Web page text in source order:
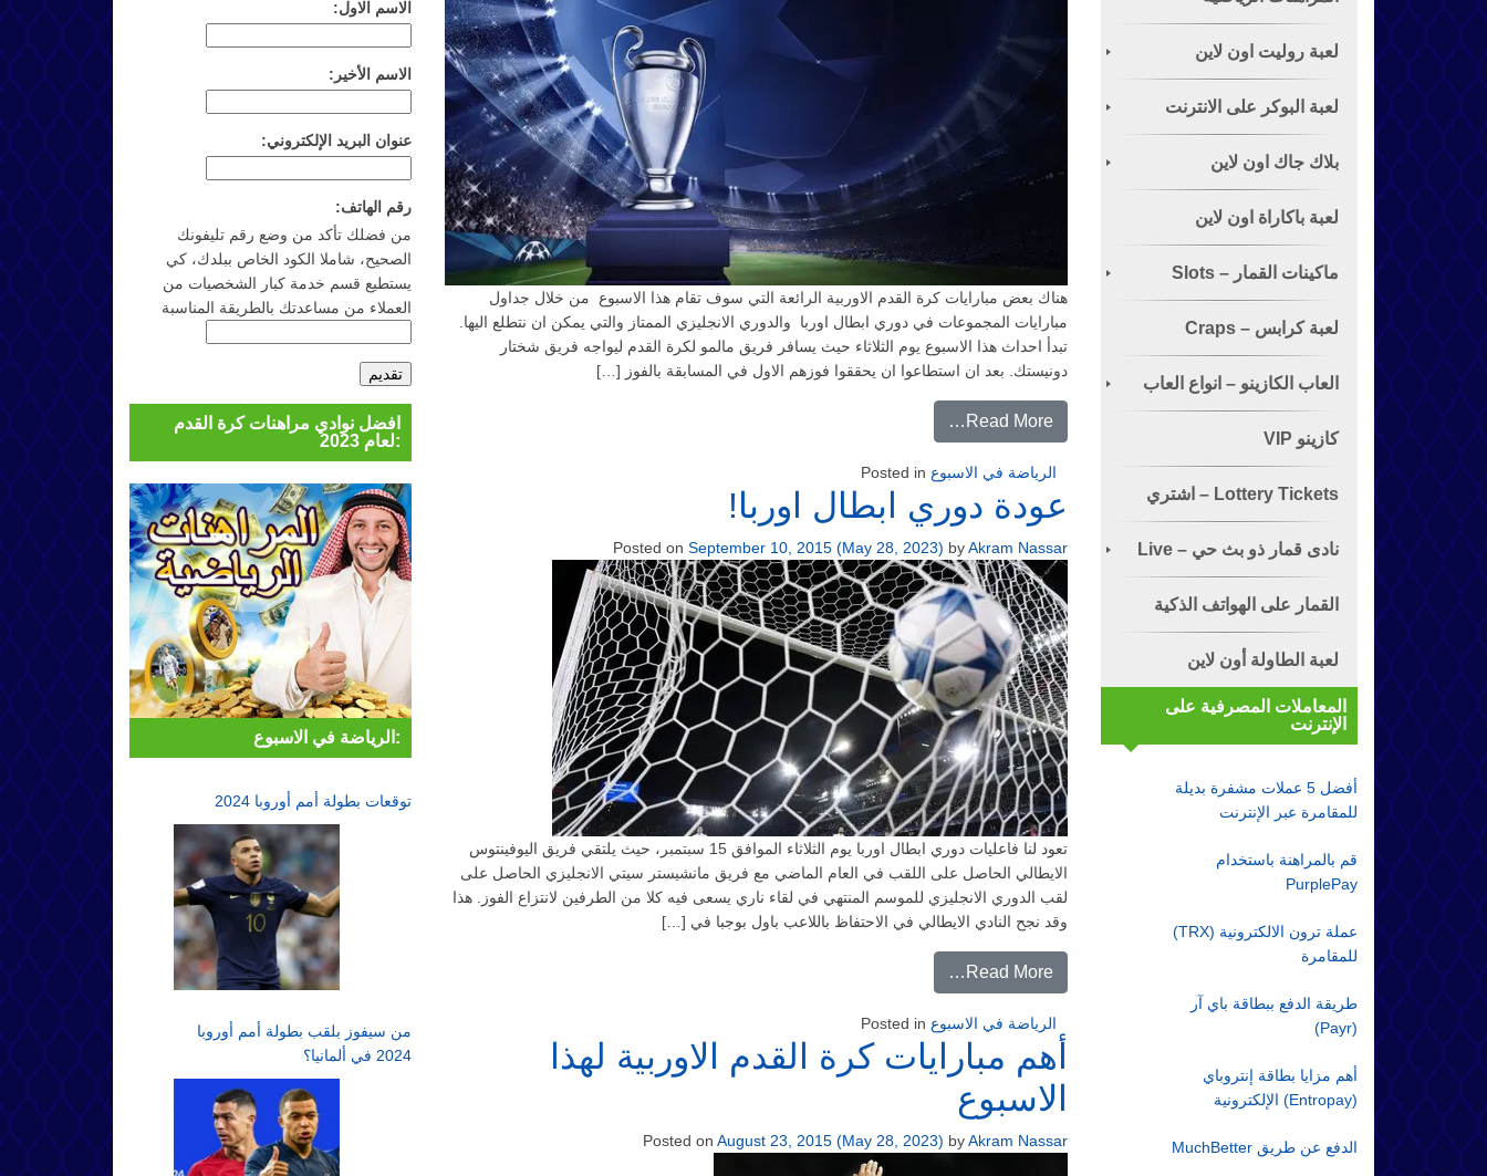
الاسم الاول:
الاسم الأخير:
عنوان البريد الإلكتروني:
رقم الهاتف:
من فضلك تأكد من وضع رقم تليفونك
الصحيح، شاملا الكود الخاص ببلدك، كي
يستطيع قسم خدمة كبار الشخصيات من
العملاء من مساعدتك بالطريقة المناسبة
افضل نوادي مراهنات كرة القدم
لعام 2023:
الرياضة في الاسبوع:
توقعات بطولة أمم أوروبا 2024
من سيفوز بلقب بطولة أمم أوروبا
2024 في ألمانيا؟
هناك بعض مبارايات كرة القدم الاوربية الرائعة التي سوف تقام هذا الاسبوع من خلال جداول
مبارايات المجموعات في دوري ابطال اوربا والدوري الانجليزي الممتاز والتي يمكن ان نتطلع اليها.
تبدأ احداث هذا الاسبوع يوم الثلاثاء حيث يسافر فريق مالمو لكرة القدم ليواجه فريق شختار
دونيستك. بعد ان استطاعوا ان يحققوا فوزهم الاول في المسابقة بالفوز […]
Read More…
Posted in الرياضة في الاسبوع
عودة دوري ابطال اوربا!
Posted on September 10, 2015(May 28, 2023) byAkram Nassar
تعود لنا فاعليات دوري ابطال اوربا يوم الثلاثاء الموافق 15 سبتمبر، حيث يلتقي فريق اليوفينتوس
الايطالي الحاصل على اللقب في العام الماضي مع فريق مانشيستر سيتي الانجليزي الحاصل على
لقب الدوري الانجليزي للموسم المنتهي في لقاء ناري يسعى فيه كلا من الطرفين لانتزاع الفوز. هذا
وقد نجح النادي الايطالي في الاحتفاظ باللاعب باول بوجبا في […]
Read More…
Posted in الرياضة في الاسبوع
أهم مبارايات كرة القدم الاوربية لهذا
الاسبوع
Posted on August 23, 2015(May 28, 2023) byAkram Nassar
لعبة روليت اون لاين
لعبة البوكر على الانترنت
الشهيرة
بلاك جاك اون لاين
لعبة باكاراة اون لاين
ماكينات القمار – Slots
لعبة كرابس – Craps
العاب الكازينو – انواع العاب
القمار
كازينو VIP
Lottery Tickets – اشتري
تذكرة الياناصيب! نادى قمار ذو بث حي – Live
Dealer
القمار على الهواتف الذكية
لعبة الطاولة أون لاين
المعاملات المصرفية على
الإنترنت
أفضل 5 عملات مشفرة بديلة
للمقامرة عبر الإنترنت
قم بالمراهنة باستخدام
PurplePay
عملة ترون الالكترونية (TRX)
للمقامرة
طريقة الدفع ببطاقة باي آر
(Payr)
أهم مزايا بطاقة إنتروباي
(Entropay) الإلكترونية
الدفع عن طريق MuchBetter